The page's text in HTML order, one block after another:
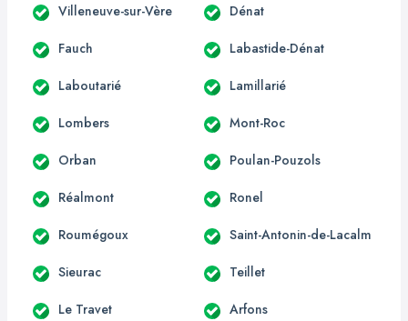
Villeneuve-sur-Vère Dénat
Fauch Labastide-Dénat
Laboutarié Lamillarié
Lombers Mont-Roc
Orban Poulan-Pouzols
Réalmont Ronel
Roumégoux Saint-Antonin-de-Lacalm
Sieurac Teillet
Le Travet Arfons